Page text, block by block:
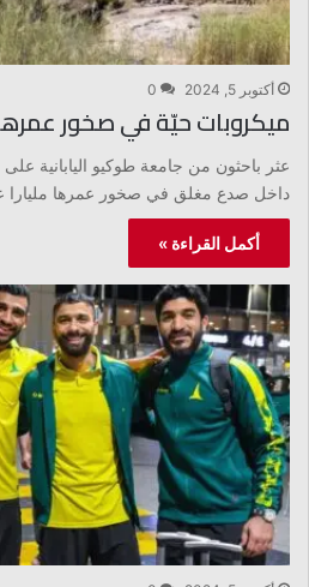
أكتوبر 5, 2024 0
ميكروبات حيّة في صخور
عثر باحثون من جامعة طوكيو اليابانية
داخل صدع مغلق في صخور عمرها مليارا
أكمل القراءة »